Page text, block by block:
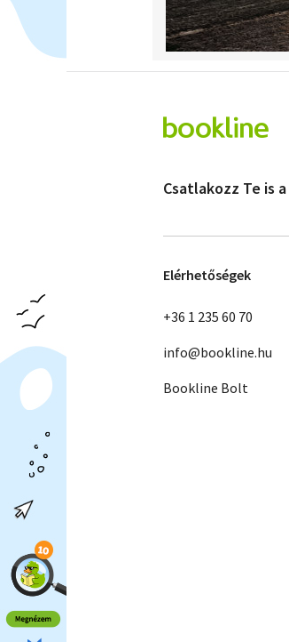
Csatlakozz Te is
Elérhetőségek
+36 1 235 60 70
info@bookline.hu
Bookline Bolt